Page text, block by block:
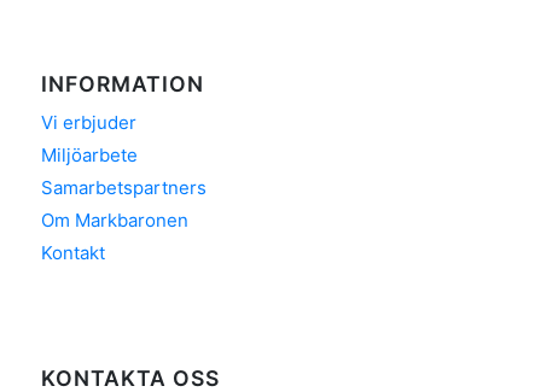
INFORMATION
Vi erbjuder
Miljöarbete
Samarbetspartners
Om Markbaronen
Kontakt
KONTAKTA OSS